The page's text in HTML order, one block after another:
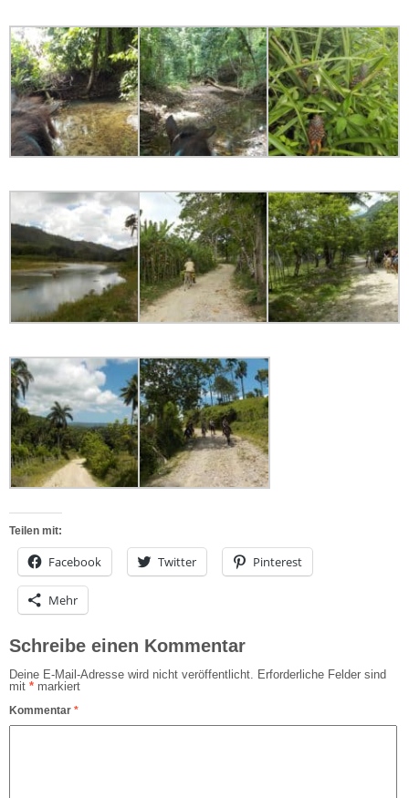
Teilen mit:
Facebook Twitter Pinterest
Mehr
Schreibe einen Kommentar
Deine E-Mail-Adresse wird nicht veröffentlicht.
Erforderliche Felder sind
mit * markiert
Kommentar *